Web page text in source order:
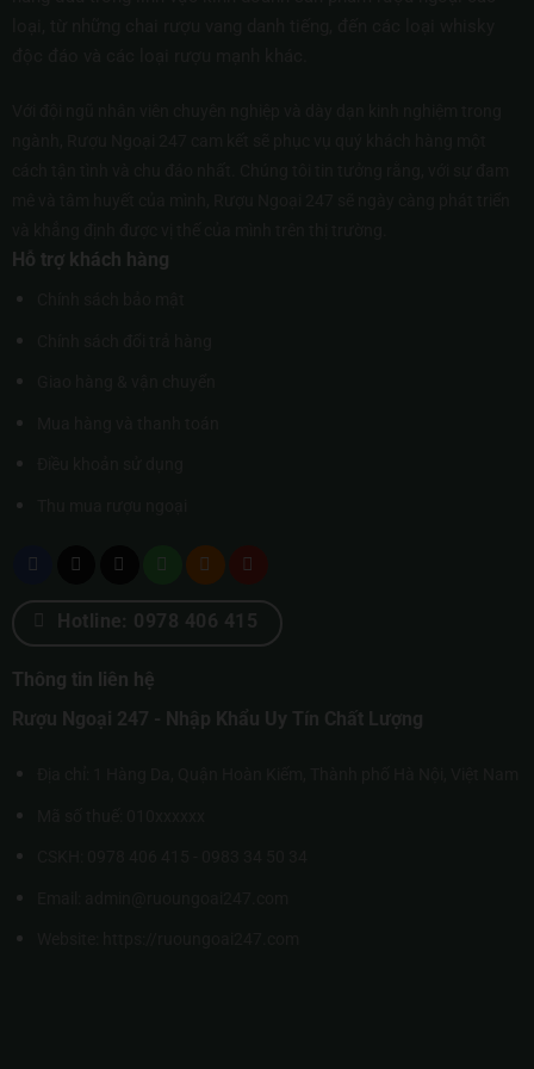
Hỗ trợ khách hàng
Hotline: 0978 406 415
Thông tin liên hệ
Rượu Ngoại 247 - Nhập Khẩu Uy Tín Chất Lượng